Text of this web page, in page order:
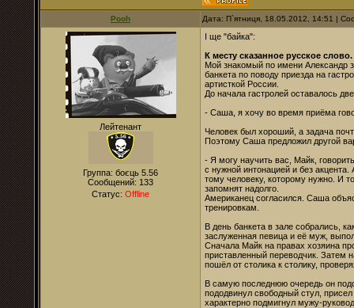
Pooh Дата: П`ятниця, 18.05.2012, 14:51 |
Лейтенант
Группа: боєць 5.56
Сообщений: 133
Статус: Offline
І ще "байка":
К месту сказанное русское слово.
Мой знакомый по имени Александр
банкета по поводу приезда на
артисткой России.
До начала гастролей оставалось
- Саша, я хочу во время приёма
Человек был хороший, а задача
Поэтому Саша предложил другой
- Я могу научить вас, Майк,
с нужной интонацией и без
тому человеку, которому нужно. И
запомнят надолго.
Американец согласился. Саша
тренировкам.
В день банкета в зале собрались,
заслуженная певица и её муж,
Сначала Майк на правах хозяина
приставленный переводчик. Затем
пошёл от столика к столику,
В самую последнюю очередь он
пододвинул свободный стул,
характерно подмигнул мужу-